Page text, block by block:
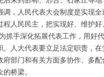
调，人民代表大会制度是实现
程人民民主，把实现好、维护
抓手深化拓展代表工作，用好
。人大代表要立足法定职责，
府部门和有关方面多协作、多
桥梁。